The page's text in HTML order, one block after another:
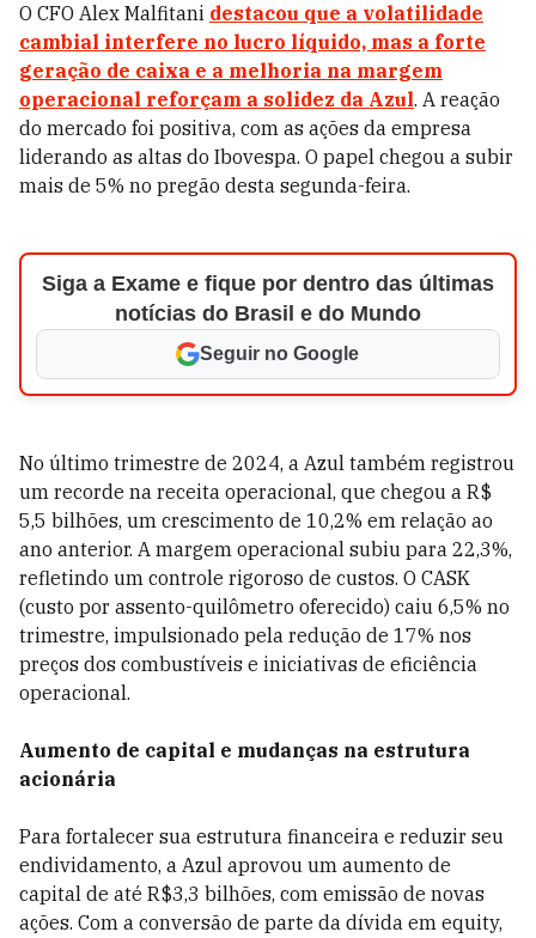
O CFO Alex Malfitani destacou que a volatilidade
cambial interfere no lucro líquido, mas a forte
geração de caixa e a melhoria na margem
operacional reforçam a solidez da Azul. A reação
do mercado foi positiva, com as ações da empresa
liderando as altas do Ibovespa. O papel chegou a subir
mais de 5% no pregão desta segunda-feira.
Siga a Exame e fique por dentro das últimas
notícias do Brasil e do Mundo
Seguir no Google
No último trimestre de 2024, a Azul também registrou
um recorde na receita operacional, que chegou a R$
5,5 bilhões, um crescimento de 10,2% em relação ao
ano anterior. A margem operacional subiu para 22,3%,
refletindo um controle rigoroso de custos. O CASK
(custo por assento-quilômetro oferecido) caiu 6,5% no
trimestre, impulsionado pela redução de 17% nos
preços dos combustíveis e iniciativas de eficiência
operacional.
Aumento de capital e mudanças na estrutura
acionária
Para fortalecer sua estrutura financeira e reduzir seu
endividamento, a Azul aprovou um aumento de
capital de até R$3,3 bilhões, com emissão de novas
ações. Com a conversão de parte da dívida em equity,